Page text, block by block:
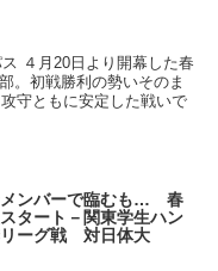
４月20日より開幕した春
。初戦勝利の勢いそのま
守ともに安定した戦いで
メンバーで臨むも… 春
タート－関東学生ハン
リーグ戦 対日体大